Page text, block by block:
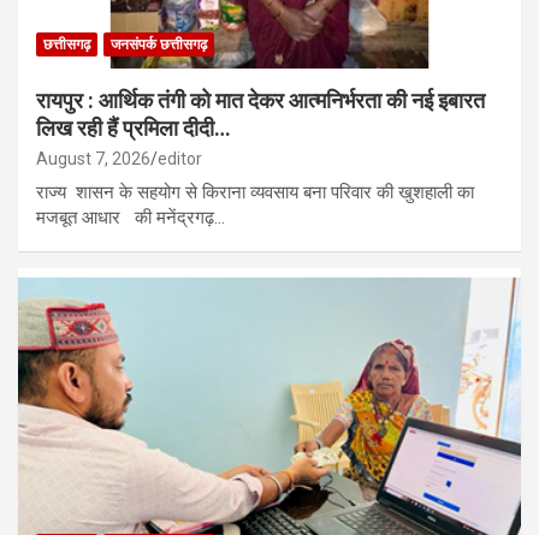
छत्तीसगढ़ जनसंपर्क छत्तीसगढ़
रायपुर : आर्थिक तंगी को मात देकर आत्मनिर्भरता की नई इबारत
लिख रही हैं प्रमिला दीदी…
August 7, 2026 editor
राज्य शासन के सहयोग से किराना व्यवसाय बना परिवार की खुशहाली का
मजबूत आधार की मनेंद्रगढ़…